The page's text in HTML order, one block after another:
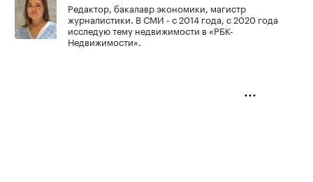
Редактор, бакалавр экономики, магистр
журналистики. В СМИ - с 2014 года, с 2020 года
исследую тему недвижимости в «РБК-
Недвижимости».